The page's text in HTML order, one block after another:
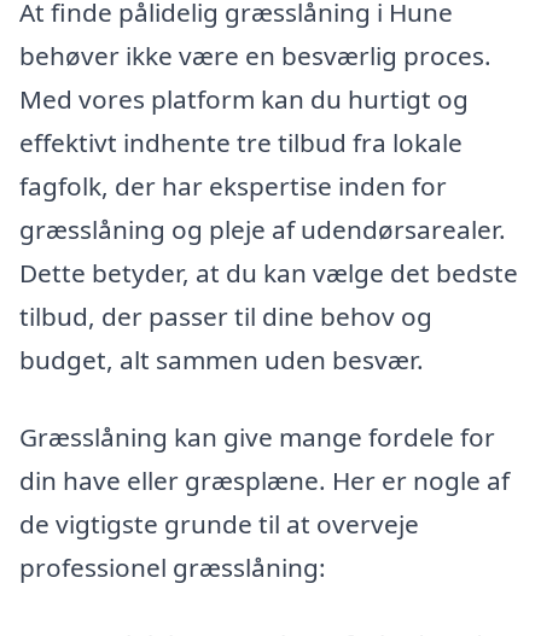
At finde pålidelig græsslåning i Hune
behøver ikke være en besværlig proces.
Med vores platform kan du hurtigt og
effektivt indhente tre tilbud fra lokale
fagfolk, der har ekspertise inden for
græsslåning og pleje af udendørsarealer.
Dette betyder, at du kan vælge det bedste
tilbud, der passer til dine behov og
budget, alt sammen uden besvær.
Græsslåning kan give mange fordele for
din have eller græsplæne. Her er nogle af
de vigtigste grunde til at overveje
professionel græsslåning: